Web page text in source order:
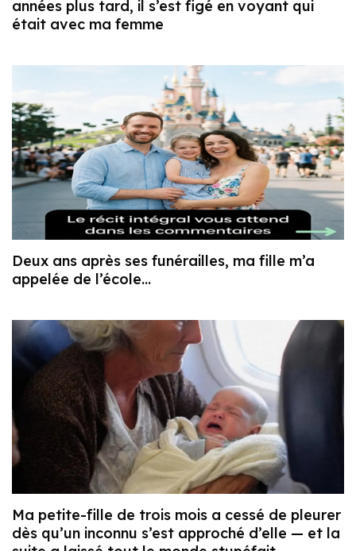
années plus tard, il s’est figé en voyant qui
était avec ma femme
Deux ans après ses funérailles, ma fille m’a
appelée de l’école…
Ma petite-fille de trois mois a cessé de pleurer
dès qu’un inconnu s’est approché d’elle — et la